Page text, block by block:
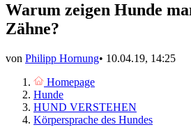
Warum zeigen Hunde
Zähne?
von Philipp Hornung• 10.04.19, 14:25
Homepage
Hunde
HUND VERSTEHEN
Körpersprache des Hundes